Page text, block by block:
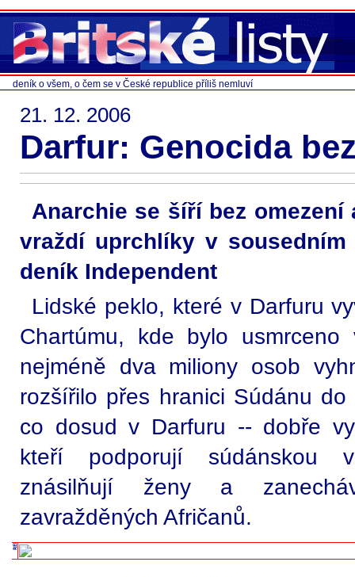
deník o všem, o čem se v České republice příliš nemluví
21. 12. 2006
Darfur: Genocida
Anarchie se šíří bez
vraždí uprchlíky v
deník Independent
Lidské peklo, které v Darfuru
Chartúmu, kde bylo
nejméně dva miliony osob
rozšířilo přes hranici Súdánu
co dosud v Darfuru -- dobře
kteří podporují súdánskou
znásilňují ženy a
zavražděných Afričanů.